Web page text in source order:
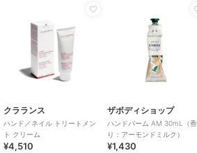
クラランス
ハンド／ネイル トリートメン
ト クリーム
¥4,510
ザボディショップ
ハンドバーム AM 30mL（香
り：アーモンドミルク）
¥1,430